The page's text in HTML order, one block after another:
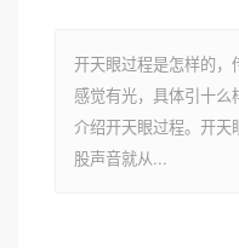
开天眼过程是怎样的
感觉有光，具体引十
介绍开天眼过程。开
股声音就从...